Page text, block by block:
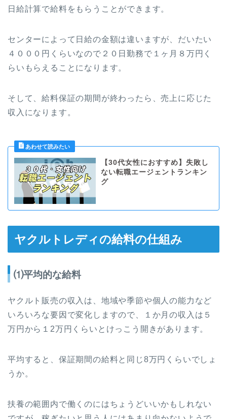
日給計算で給料をもらうことができます。
センターによって日給の金額は違いますが、だいたい
４０００円くらいなので２０日勤務で１ヶ月８万円く
らいもらえることになります。
そして、給料保証の期間が終わったら、売上に応じた
収入になります。
【30代女性におすすめ】失敗し
ない転職エージェントランキン
グ
ヤクルトレディの給料の仕組み
⑴平均的な給料
ヤクルト販売の収入は、地域や季節や個人の能力など
いろいろな要因で変化しますので、１か月の収入は５
万円から１2万円くらいとけっこう開きがあります。
平均すると、保証期間の給料と同じ8万円くらいでしょ
うか。
扶養の範囲内で働くのにはちょうどいいかもしれない